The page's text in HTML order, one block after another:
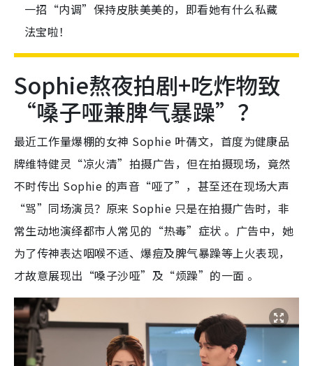
一招“内调”保持皮肤美美的，即看她有什么私藏
法宝啦！
Sophie熬夜拍剧+吃炸物致
“嗓子哑兼脾气暴躁”？
最近工作量爆棚的女神 Sophie 叶蒨文，首度为健康品
牌维特健灵“凉火清”拍摄广告，但在拍摄现场，竟然
不时传出 Sophie 的声音“哑了”，甚至还在现场大声
“骂”同场演员？原来 Sophie 只是在拍摄广告时，非
常生动地演绎都市人常见的“热毒”症状 。广告中，她
为了传神表达咽喉不适、爆痘及脾气暴躁等上火表现，
才故意展现出“嗓子沙哑”及“烦躁”的一面 。